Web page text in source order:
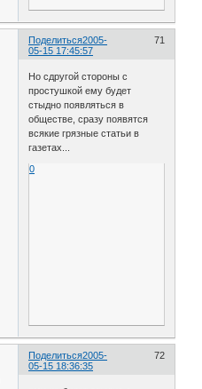
Поделиться 71
2005-
05-15 17:45:57
Но сдругой стороны с
простушкой ему будет
стыдно появляться в
обществе, сразу появятся
всякие грязные статьи в
газетах...
0
Поделиться 72
2005-
05-15 18:36:35